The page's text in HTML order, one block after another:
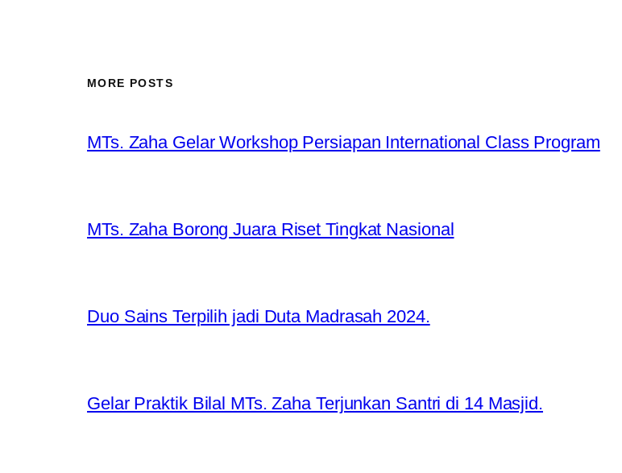
MORE POSTS
MTs. Zaha Gelar Workshop Persiapan International Class Program
MTs. Zaha Borong Juara Riset Tingkat Nasional
Duo Sains Terpilih jadi Duta Madrasah 2024.
Gelar Praktik Bilal MTs. Zaha Terjunkan Santri di 14 Masjid.